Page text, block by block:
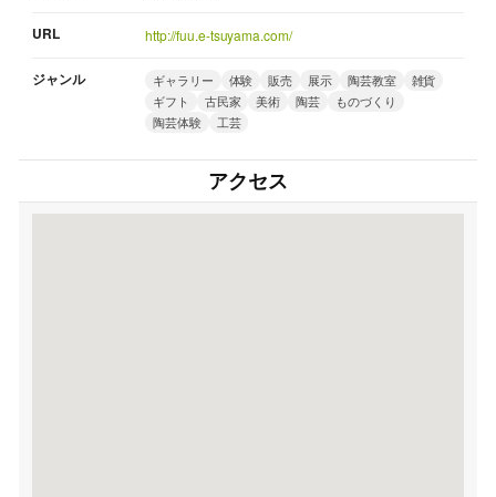
URL http://fuu.e-tsuyama.com/
ジャンル ギャラリー 体験 販売 展示 陶芸教室
雑貨
ギフト
古民家 美術 陶芸
ものづくり
陶芸体験
工芸
アクセス